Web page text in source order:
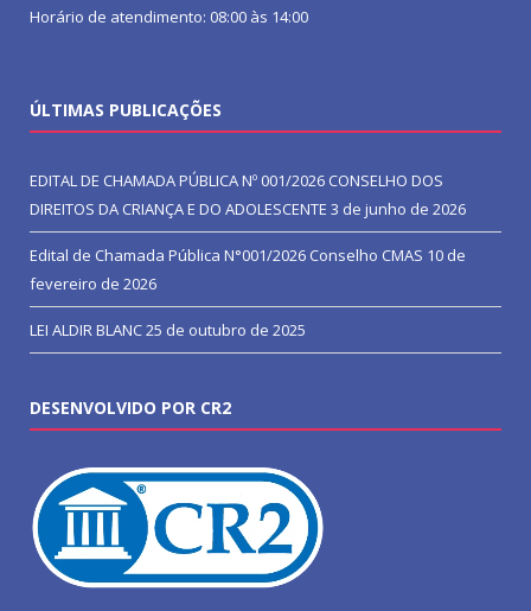
Horário de atendimento: 08:00 às 14:00
ÚLTIMAS PUBLICAÇÕES
EDITAL DE CHAMADA PÚBLICA Nº 001/2026 CONSELHO DOS
DIREITOS DA CRIANÇA E DO ADOLESCENTE 3 de junho de 2026
Edital de Chamada Pública N°001/2026 Conselho CMAS 10 de
fevereiro de 2026
LEI ALDIR BLANC25 de outubro de 2025
DESENVOLVIDO POR CR2